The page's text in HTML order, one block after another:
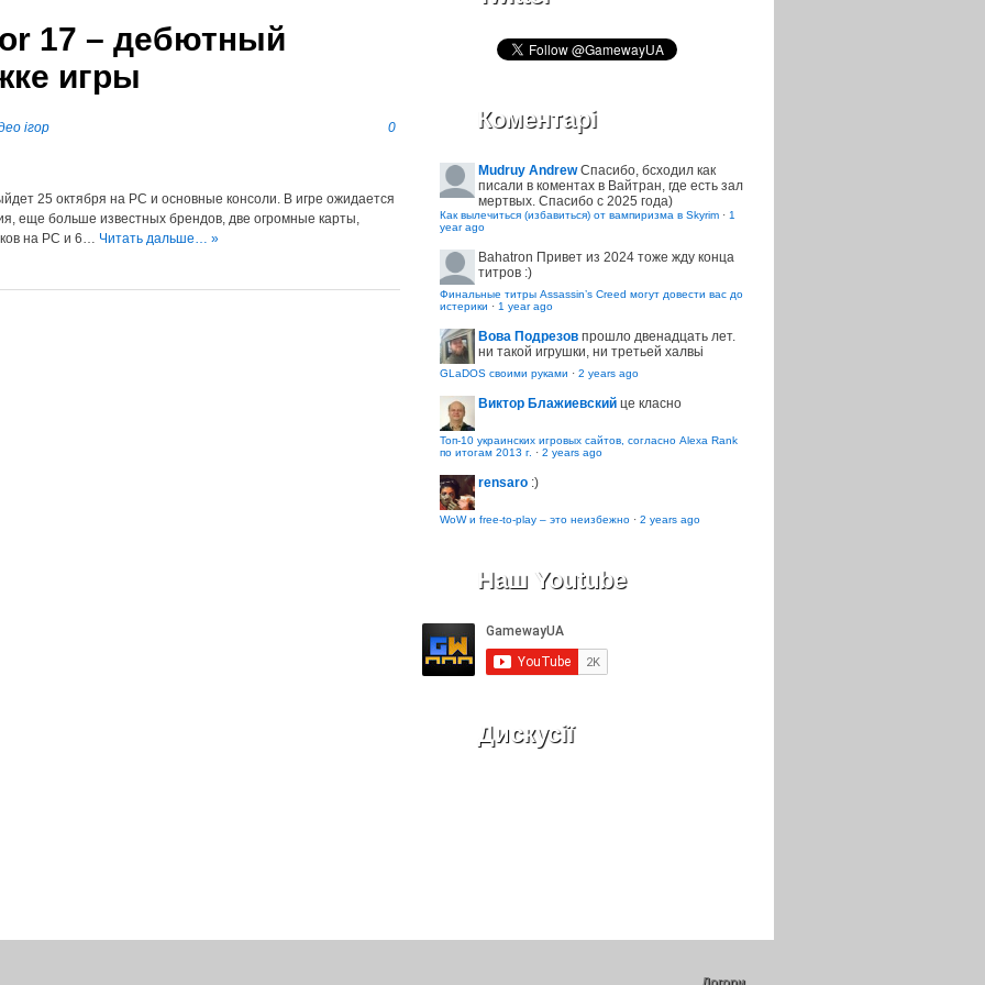
17 – дебютный
игры
ігор 0
25 октября на PC и основные консоли. В игре ожидается
еще больше известных брендов, две огромные карты,
на PC и 6… Читать дальше… »
Коментарі
Mudruy Andrew Спасибо, бсходил как
писали в коментах в Вайтран, где есть зал
мертвых. Спасибо с 2025 года)
Как вылечиться (избавиться) от вампиризма в Skyrim · 1
year ago
Bahatron Привет из 2024 тоже жду конца
титров :)
Финальные титры Assassin’s Creed могут довести вас до
истерики · 1 year ago
Вова Подрезов прошло двенадцать лет.
ни такой игрушки, ни третьей халвьі
GLaDOS своими руками · 2 years ago
Виктор Блажиевский це класно
Топ-10 украинских игровых сайтов, согласно Alexa Rank
по итогам 2013 г. · 2 years ago
rensaro :)
WoW и free-to-play – это неизбежно · 2 years ago
Наш Youtube
Дискусії